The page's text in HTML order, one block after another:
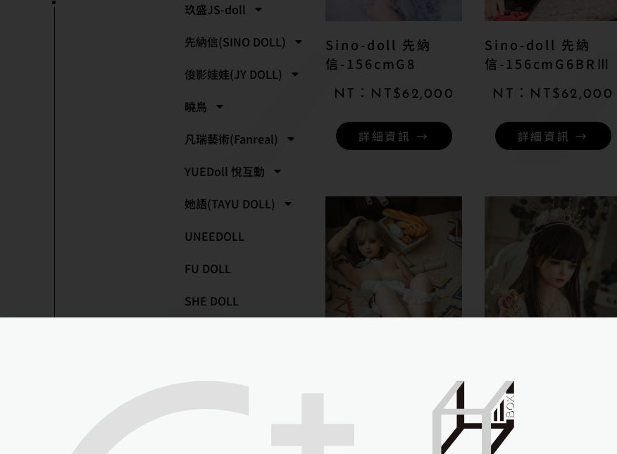
玖盛JS-doll
先納信(SINO DOLL)
俊影娃娃(JY DOLL)
曉鳥
凡瑞藝術(Fanreal)
YUEDoll 悅互動
她語(TAYU DOLL)
UNEEDOLL
FU DOLL
SHE DOLL
Sino-doll 先納
信-156cmG8
NT$ 62,000
詳細資訊 →
Sino-doll 先納
信-156cmG6BRⅢ
NT$ 62,000
詳細資訊 →
Sino-doll 先納
信-156cmG2
Sino-doll 先納
信-156cmG1-2